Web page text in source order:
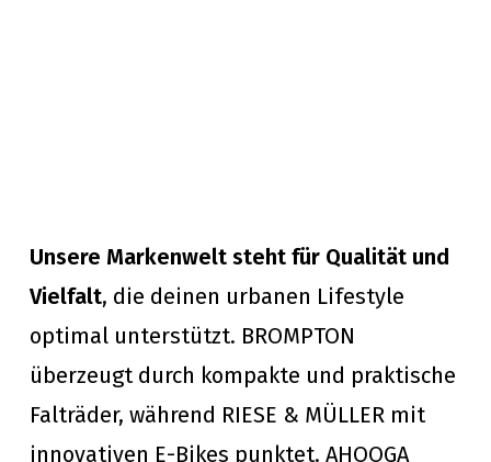
Unsere Markenwelt steht für Qualität und
Vielfalt, die deinen urbanen Lifestyle
optimal unterstützt. BROMPTON
überzeugt durch kompakte und praktische
Falträder, während RIESE & MÜLLER mit
innovativen E-Bikes punktet. AHOOGA